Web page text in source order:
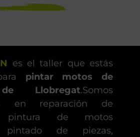
es el taller que estás
pintar motos de
Llobregat.Somos
en reparación de
pintura de motos
pintado de piezas,